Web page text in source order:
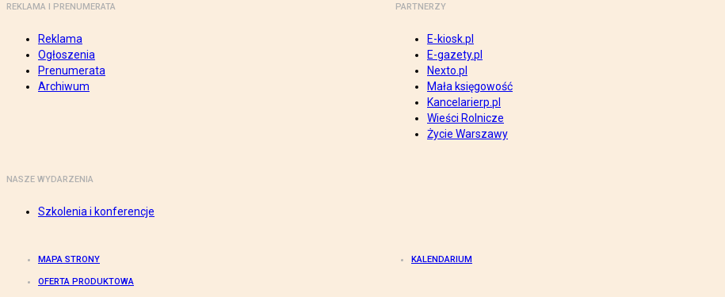
REKLAMA I PRENUMERATA
Reklama
Ogłoszenia
Prenumerata
Archiwum
PARTNERZY
E-kiosk.pl
E-gazety.pl
Nexto.pl
Mała księgowość
Kancelarierp.pl
Wieści Rolnicze
Życie Warszawy
NASZE WYDARZENIA
Szkolenia i konferencje
MAPA STRONY KALENDARIUM
OFERTA PRODUKTOWA